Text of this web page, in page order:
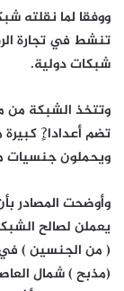
ووفقا لما نقلته
تنشط في تجارة
شبكات دولية.
وتتخذ الشبكة من
تضم أعدادا?ٍ
ويحملون جنسيات
وأوضحت المصادر
يعملن لصالح
( من الجنسين )
(مذبح ) شمال